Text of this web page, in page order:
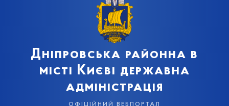
Дніпровська районна в
місті Києві державна
адміністрація
офіційний вебпортал